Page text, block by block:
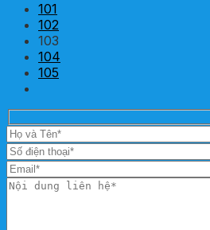
101
102
103
104
105